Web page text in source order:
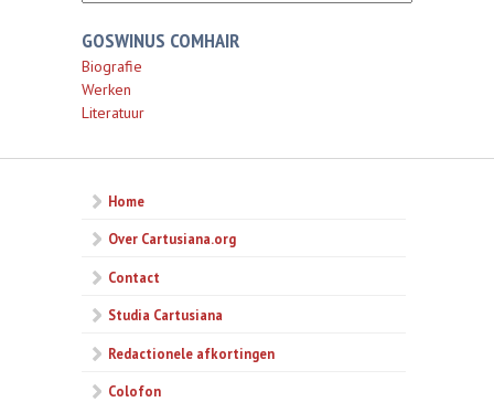
GOSWINUS COMHAIR
Biografie
Werken
Literatuur
Home
Over Cartusiana.org
Contact
Studia Cartusiana
Redactionele afkortingen
Colofon